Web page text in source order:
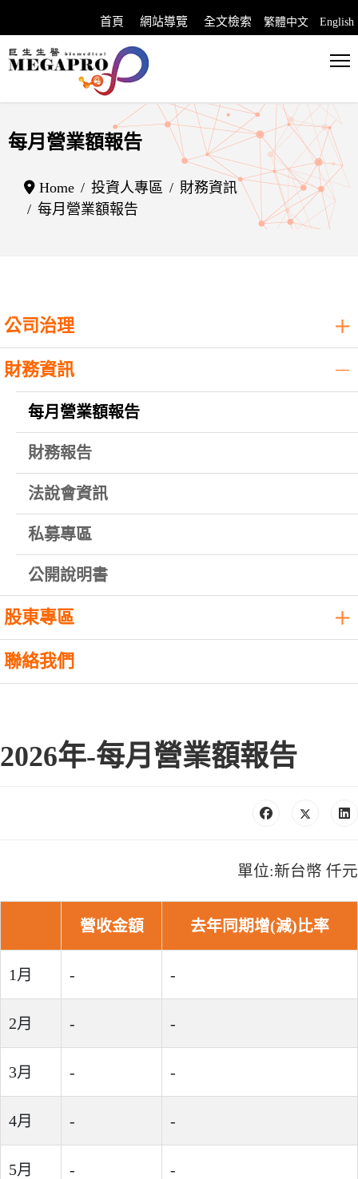
首頁 網站導覽 全文檢索 選擇你的語言
繁體中文 English
每月營業額報告
Home 投資人專區
財務資訊
每月營業額報告
公司治理
財務資訊
每月營業額報告
財務報告
法說會資訊
私募專區
公開說明書
股東專區
聯絡我們
2026年-每月營業額報告
單位:新台幣 仟元
營收金額 去年同期增(減)比率
1月 - -
2月 - -
3月 - -
4月 - -
5月 - -